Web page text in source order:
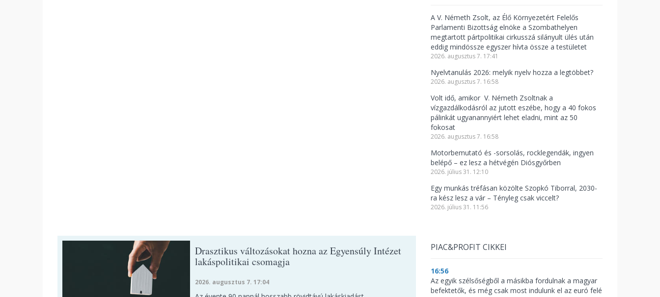
A V. Németh Zsolt, az Élő Környezetért Felelős
Parlamenti Bizottság elnöke a Szombathelyen
megtartott pártpolitikai cirkusszá silányult ülés után
eddig mindössze egyszer hívta össze a testületet
2026. augusztus 7. 17:41
Nyelvtanulás 2026: melyik nyelv hozza a legtöbbet?
2026. augusztus 7. 16:58
Volt idő, amikor V. Németh Zsoltnak a
vízgazdálkodásról az jutott eszébe, hogy a 40 fokos
pálinkát ugyanannyiért lehet eladni, mint az 50
fokosat
2026. augusztus 7. 16:58
Motorbemutató és -sorsolás, rocklegendák, ingyen
belépő – ez lesz a hétvégén Diósgyőrben
2026. július 31. 12:10
Egy munkás tréfásan közölte Szopkó Tiborral, 2030-
ra kész lesz a vár – Tényleg csak viccelt?
2026. július 31. 11:56
Drasztikus változásokat hozna az Egyensúly Intézet
lakáspolitikai csomagja
2026. augusztus 7. 17:04
PIAC&PROFIT CIKKEI
16:56
Az egyik szélsőségből a másikba fordulnak a magyar
befektetők, és még csak most indulunk el az euró felé